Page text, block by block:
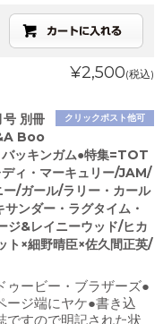
¥2,500(税込)
クリックポスト他可
別冊
Boo
ッキンガム●特集=TOT
ィ・マーキュリー/JAM/
/ガール/ラリー・カール
ンダー・ラグタイム・
ジ&レイニーウッド/ヒカ
ト×細野晴臣×佐久間正英/
ゥービー・ブラザーズ●
ージ端にヤケ●書き込
ですので明記された状